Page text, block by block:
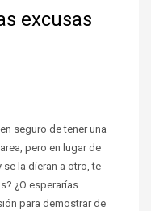
excusas
seguro de tener una
pero en lugar de
la dieran a otro, te
¿O esperarías
para demostrar de